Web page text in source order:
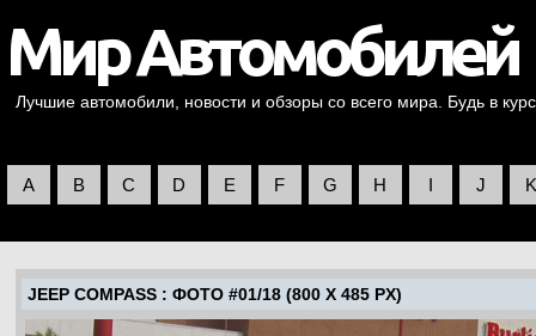
Лучшие автомобили, новости и обзоры со всего мира. Будь в
A B C D E F G H I J K
JEEP COMPASS : ФОТО #01/18 (800 X 485 PX)